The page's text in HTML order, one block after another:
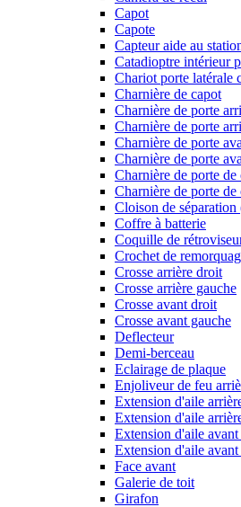
Capot
Capote
Capteur aide au
Catadioptre intérieur
Chariot porte latérale
Charnière de capot
Charnière de porte
Charnière de porte
Charnière de porte
Charnière de porte
Charnière de porte
Charnière de porte
Cloison de
Coffre à batterie
Coquille de
Crochet de
Crosse arrière droit
Crosse arrière gauche
Crosse avant droit
Crosse avant gauche
Deflecteur
Demi-berceau
Eclairage de plaque
Enjoliveur de feu
Extension d'aile
Extension d'aile
Extension d'aile
Extension d'aile avant
Face avant
Galerie de toit
Girafon